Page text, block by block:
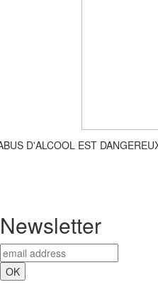
D'ALCOOL EST
Newsletter